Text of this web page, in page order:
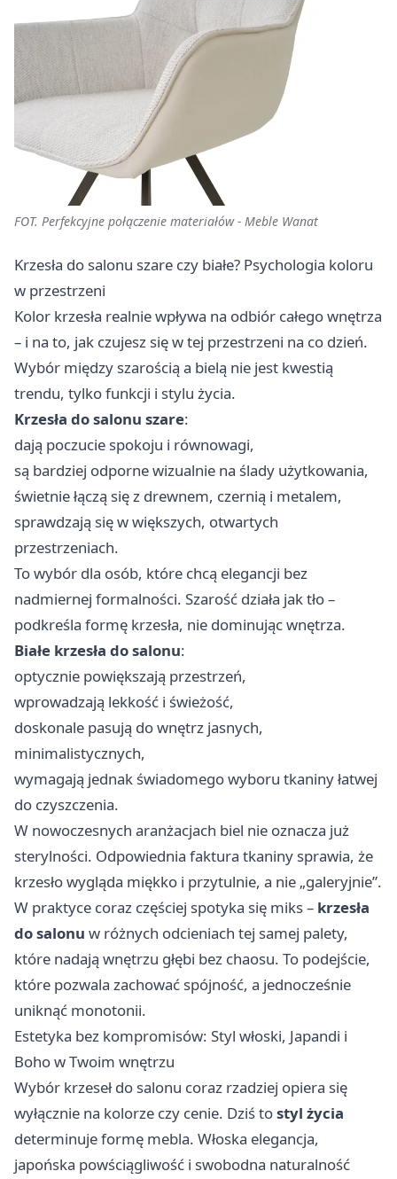
FOT. Perfekcyjne połączenie materiałów - Meble Wanat
Krzesła do salonu szare czy białe? Psychologia koloru
w przestrzeni
Kolor krzesła realnie wpływa na odbiór całego wnętrza
– i na to, jak czujesz się w tej przestrzeni na co dzień.
Wybór między szarością a bielą nie jest kwestią
trendu, tylko funkcji i stylu życia.
Krzesła do salonu szare:
dają poczucie spokoju i równowagi,
są bardziej odporne wizualnie na ślady użytkowania,
świetnie łączą się z drewnem, czernią i metalem,
sprawdzają się w większych, otwartych
przestrzeniach.
To wybór dla osób, które chcą elegancji bez
nadmiernej formalności. Szarość działa jak tło –
podkreśla formę krzesła, nie dominując wnętrza.
Białe krzesła do salonu:
optycznie powiększają przestrzeń,
wprowadzają lekkość i świeżość,
doskonale pasują do wnętrz jasnych,
minimalistycznych,
wymagają jednak świadomego wyboru tkaniny łatwej
do czyszczenia.
W nowoczesnych aranżacjach biel nie oznacza już
sterylności. Odpowiednia faktura tkaniny sprawia, że
krzesło wygląda miękko i przytulnie, a nie „galeryjnie”.
W praktyce coraz częściej spotyka się miks – krzesła
do salonu w różnych odcieniach tej samej palety,
które nadają wnętrzu głębi bez chaosu. To podejście,
które pozwala zachować spójność, a jednocześnie
uniknąć monotonii.
Estetyka bez kompromisów: Styl włoski, Japandi i
Boho w Twoim wnętrzu
Wybór krzeseł do salonu coraz rzadziej opiera się
wyłącznie na kolorze czy cenie. Dziś tostyl życia
determinuje formę mebla. Włoska elegancja,
japońska powściągliwość i swobodna naturalność